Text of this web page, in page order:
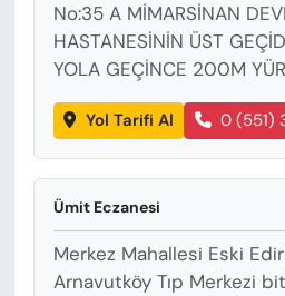
No:35 A MİMARSİNAN
HASTANESİNİN ÜST
YOLA GEÇİNCE 200M
Yol Tarifi Al 0 (551)
Ümit Eczanesi
Merkez Mahallesi Eski
Arnavutköy Tıp Merkezi